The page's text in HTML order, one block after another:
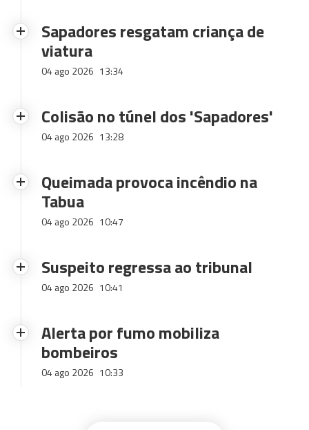
Sapadores resgatam criança de
viatura
04 ago 2026 13:34
Colisão no túnel dos 'Sapadores'
04 ago 2026 13:28
Queimada provoca incêndio na
Tabua
04 ago 2026 10:47
Suspeito regressa ao tribunal
04 ago 2026 10:41
Alerta por fumo mobiliza
bombeiros
04 ago 2026 10:33